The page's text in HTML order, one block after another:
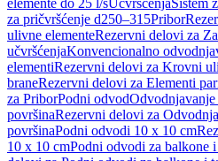
elemente do 25 l/sUčvršćenjaSistem
za pričvršćenje d250–315Pribor
ulivne elementeRezervni delovi za
učvršćenjaKonvencionalno
elementiRezervni delovi za Krovni
braneRezervni delovi za Elementi
za PriborPodni odvod
površinaRezervni delovi za
površinaPodni odvodi 10 x 10 cm
10 x 10 cmPodni odvodi za balkone